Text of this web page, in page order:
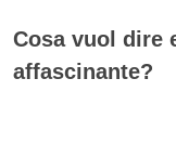
Cosa vuol dire
affascinante?